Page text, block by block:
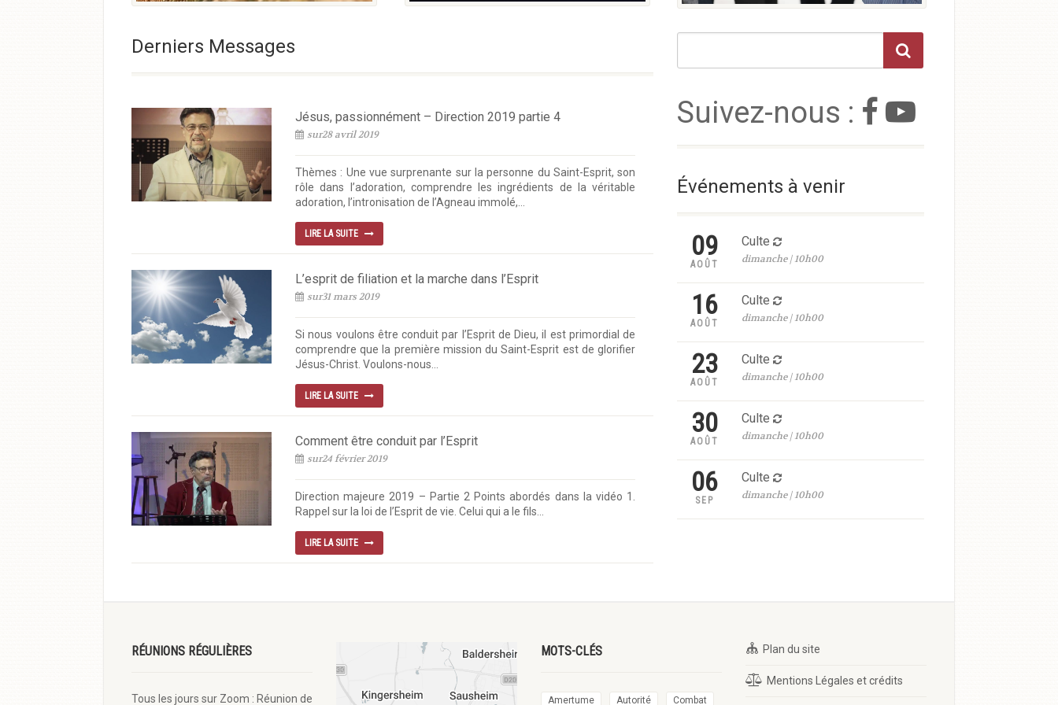
Derniers Messages
Jésus, passionnément – Direction 2019 partie 4
sur28 avril 2019
Thèmes : Une vue surprenante sur la personne du Saint-Esprit, son
rôle dans l’adoration, comprendre les ingrédients de la véritable
adoration, l’intronisation de l’Agneau immolé,...
LIRE LA SUITE
L’esprit de filiation et la marche dans l’Esprit
sur31 mars 2019
Si nous voulons être conduit par l’Esprit de Dieu, il est primordial de
comprendre que la première mission du Saint-Esprit est de glorifier
Jésus-Christ. Voulons-nous...
LIRE LA SUITE
Comment être conduit par l’Esprit
sur24 février 2019
Direction majeure 2019 – Partie 2 Points abordés dans la vidéo 1.
Rappel sur la loi de l’Esprit de vie. Celui qui a le fils...
LIRE LA SUITE
Suivez-nous :
Événements à venir
09
AOÛT
Culte
dimanche | 10h00
16
AOÛT
Culte
dimanche | 10h00
23
AOÛT
Culte
dimanche | 10h00
30
AOÛT
Culte
dimanche | 10h00
06
SEP
Culte
dimanche | 10h00
RÉUNIONS RÉGULIÈRES
Tous les jours sur Zoom : Réunion de
MOTS-CLÉS
Amertume Autorité Combat
Plan du site
Mentions Légales et crédits